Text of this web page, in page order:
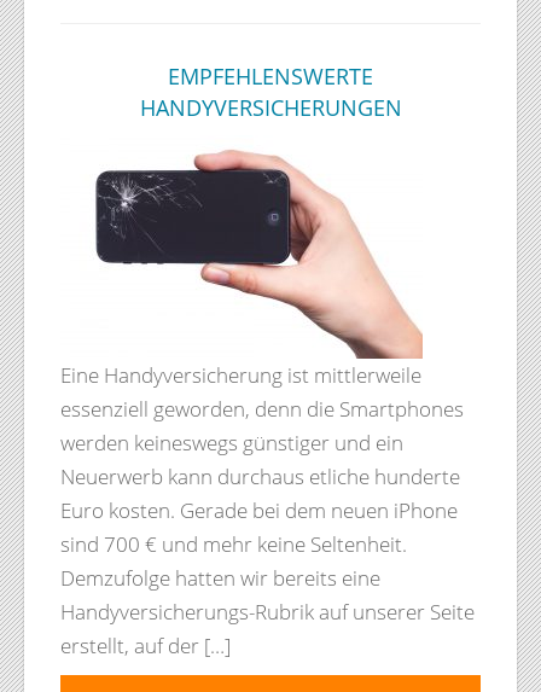
EMPFEHLENSWERTE
HANDYVERSICHERUNGEN
Eine Handyversicherung ist mittlerweile
essenziell geworden, denn die Smartphones
werden keineswegs günstiger und ein
Neuerwerb kann durchaus etliche hunderte
Euro kosten. Gerade bei dem neuen iPhone
sind 700 € und mehr keine Seltenheit.
Demzufolge hatten wir bereits eine
Handyversicherungs-Rubrik auf unserer Seite
erstellt, auf der […]